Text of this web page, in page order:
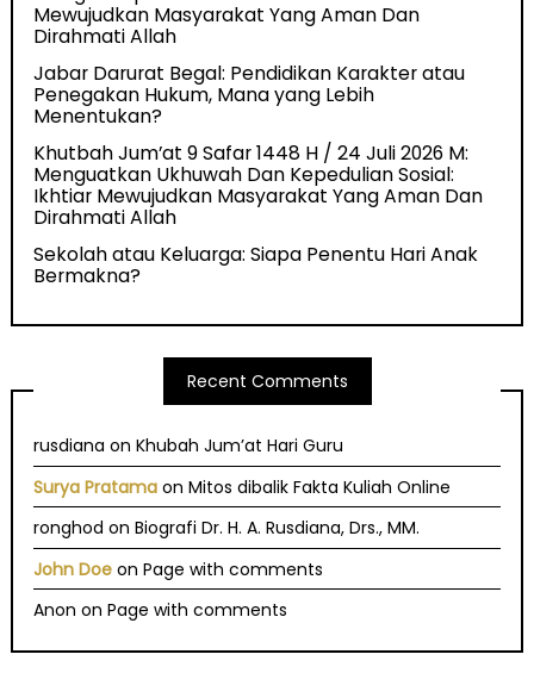
Mewujudkan Masyarakat Yang Aman Dan
Dirahmati Allah
Jabar Darurat Begal: Pendidikan Karakter atau
Penegakan Hukum, Mana yang Lebih
Menentukan?
Khutbah Jum’at 9 Safar 1448 H / 24 Juli 2026 M:
Menguatkan Ukhuwah Dan Kepedulian Sosial:
Ikhtiar Mewujudkan Masyarakat Yang Aman Dan
Dirahmati Allah
Sekolah atau Keluarga: Siapa Penentu Hari Anak
Bermakna?
Recent Comments
rusdiana onKhubah Jum’at Hari Guru
Surya Pratama onMitos dibalik Fakta Kuliah Online
ronghod onBiografi Dr. H. A. Rusdiana, Drs., MM.
John Doe onPage with comments
Anon onPage with comments